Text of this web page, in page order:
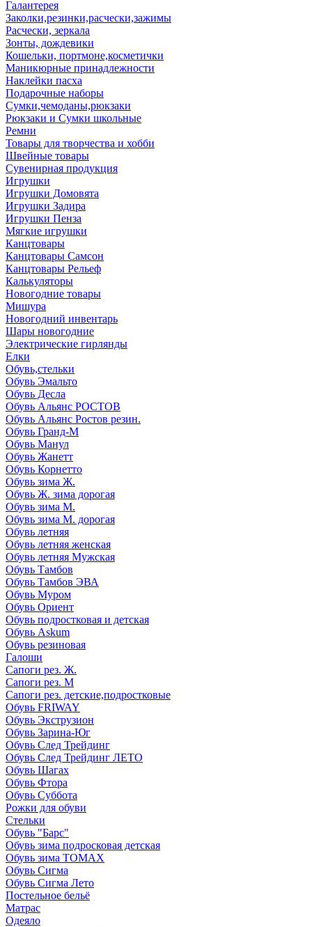
Галантерея
Заколки,резинки,расчески,зажимы
Расчески, зеркала
Зонты, дождевики
Кошельки, портмоне,косметички
Маникюрные принадлежности
Наклейки пасха
Подарочные наборы
Сумки,чемоданы,рюкзаки
Рюкзаки и Сумки школьные
Ремни
Товары для творчества и хобби
Швейные товары
Сувенирная продукция
Игрушки
Игрушки Домовята
Игрушки Задира
Игрушки Пенза
Мягкие игрушки
Канцтовары
Канцтовары Самсон
Канцтовары Рельеф
Калькуляторы
Новогодние товары
Мишура
Новогодний инвентарь
Шары новогодние
Электрические гирлянды
Елки
Обувь,стельки
Обувь Эмальто
Обувь Десла
Обувь Альянс РОСТОВ
Обувь Альянс Ростов резин.
Обувь Гранд-М
Обувь Манул
Обувь Жанетт
Обувь Корнетто
Обувь зима Ж.
Обувь Ж. зима дорогая
Обувь зима М.
Обувь зима М. дорогая
Обувь летняя
Обувь летняя женская
Обувь летняя Мужская
Обувь Тамбов
Обувь Тамбов ЭВА
Обувь Муром
Обувь Ориент
Обувь подростковая и детская
Обувь Askum
Обувь резиновая
Галоши
Сапоги рез. Ж.
Сапоги рез. М
Сапоги рез. детские,подростковые
Обувь FRIWAY
Обувь Экструзион
Обувь Зарина-Юг
Обувь След Трейдинг
Обувь След Трейдинг ЛЕТО
Обувь Шагах
Обувь Фтора
Обувь Суббота
Рожки для обуви
Стельки
Обувь "Барс"
Обувь зима подросковая детская
Обувь зима ТОМАХ
Обувь Сигма
Обувь Сигма Лето
Постельное бельё
Матрас
Одеяло